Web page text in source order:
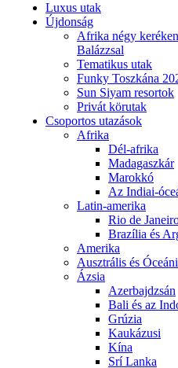
Luxus utak
Újdonság
Afrika négy
Balázzsal
Tematikus utak
Funky Toszkána
Sun Siyam resortok
Privát körutak
Csoportos utazások
Afrika
Dél-afrika
Madagaszkár
Marokkó
Az Indiai-
Latin-amerika
Rio de
Brazília és
Amerika
Ausztrális és
Ázsia
Azerbajdzsán
Bali és az
Grúzia
Kaukázusi
Kína
Srí Lanka